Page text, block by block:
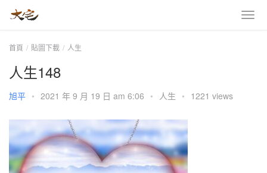
首頁 貼圖下載 人生
人生148
旭平 • 2021 年 9 月 19 日 am 6:06 • 人生 • 1221 views